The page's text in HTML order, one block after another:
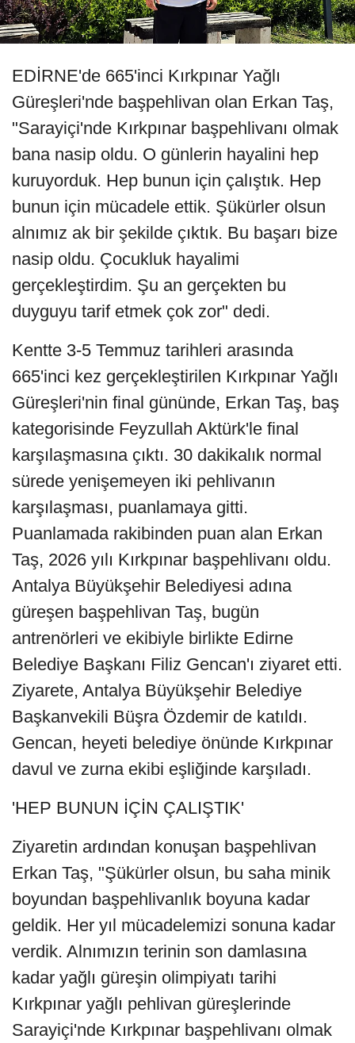
EDİRNE'de 665'inci Kırkpınar Yağlı
Güreşleri'nde başpehlivan olan Erkan Taş,
"Sarayiçi'nde Kırkpınar başpehlivanı olmak
bana nasip oldu. O günlerin hayalini hep
kuruyorduk. Hep bunun için çalıştık. Hep
bunun için mücadele ettik. Şükürler olsun
alnımız ak bir şekilde çıktık. Bu başarı bize
nasip oldu. Çocukluk hayalimi
gerçekleştirdim. Şu an gerçekten bu
duyguyu tarif etmek çok zor" dedi.
Kentte 3-5 Temmuz tarihleri arasında
665'inci kez gerçekleştirilen Kırkpınar Yağlı
Güreşleri'nin final gününde, Erkan Taş, baş
kategorisinde Feyzullah Aktürk'le final
karşılaşmasına çıktı. 30 dakikalık normal
sürede yenişemeyen iki pehlivanın
karşılaşması, puanlamaya gitti.
Puanlamada rakibinden puan alan Erkan
Taş, 2026 yılı Kırkpınar başpehlivanı oldu.
Antalya Büyükşehir Belediyesi adına
güreşen başpehlivan Taş, bugün
antrenörleri ve ekibiyle birlikte Edirne
Belediye Başkanı Filiz Gencan'ı ziyaret etti.
Ziyarete, Antalya Büyükşehir Belediye
Başkanvekili Büşra Özdemir de katıldı.
Gencan, heyeti belediye önünde Kırkpınar
davul ve zurna ekibi eşliğinde karşıladı.
'HEP BUNUN İÇİN ÇALIŞTIK'
Ziyaretin ardından konuşan başpehlivan
Erkan Taş, "Şükürler olsun, bu saha minik
boyundan başpehlivanlık boyuna kadar
geldik. Her yıl mücadelemizi sonuna kadar
verdik. Alnımızın terinin son damlasına
kadar yağlı güreşin olimpiyatı tarihi
Kırkpınar yağlı pehlivan güreşlerinde
Sarayiçi'nde Kırkpınar başpehlivanı olmak